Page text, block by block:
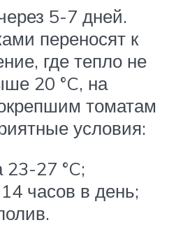
5-7 дней.
переносят к
где тепло не
20 °C, на
томатам
условия:
23-27 °C;
часов в день;